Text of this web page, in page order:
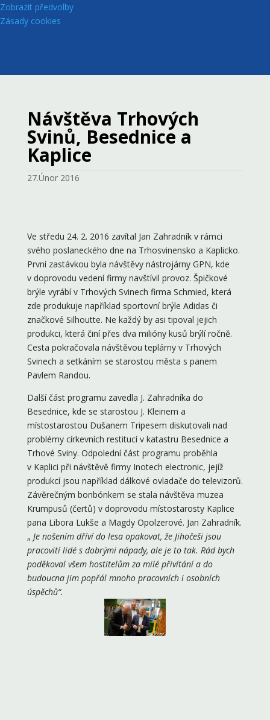
Zobrazit předvolby
Zásady cookies
Návštěva Trhových
Svinů, Besednice a
Kaplice
27.Únor 2016
Ve středu 24. 2. 2016 zavítal Jan Zahradník v rámci
svého poslaneckého dne na Trhosvinensko a Kaplicko.
První zastávkou byla návštěvy nástrojárny GPN, kde
v doprovodu vedení firmy navštívil provoz. Špičkové
brýle vyrábí v Trhových Svinech firma Schmied, která
zde produkuje například sportovní brýle Adidas či
značkové Silhoutte. Ne každý by asi tipoval jejich
produkci, která činí přes dva milióny kusů brýlí ročně.
Cesta pokračovala návštěvou teplárny v Trhových
Svinech a setkáním se starostou města s panem
Pavlem Randou.
Další část programu zavedla J. Zahradníka do
Besednice, kde se starostou J. Kleinem a
místostarostou Dušanem Tripesem diskutovali nad
problémy církevních restitucí v katastru Besednice a
Trhové Sviny. Odpolední část programu proběhla
v Kaplici při návštěvě firmy Inotech electronic, jejíž
produkcí jsou například dálkové ovladače do televizorů.
Závěrečným bonbónkem se stala návštěva muzea
Krumpusů (čertů) v doprovodu místostarosty Kaplice
pana Libora Lukše a Magdy Opolzerové. Jan Zahradník.
„ Je nošením dříví do lesa opakovat, že Jihočeši jsou
pracovití lidé s dobrými nápady, ale je to tak. Rád bych
poděkoval všem hostitelům za milé přivítání a do
budoucna jim popřál mnoho pracovních i osobních
úspěchů“.